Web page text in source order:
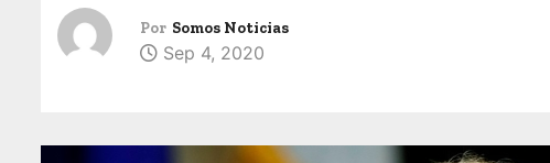
Por Somos Noticias
Sep 4, 2020